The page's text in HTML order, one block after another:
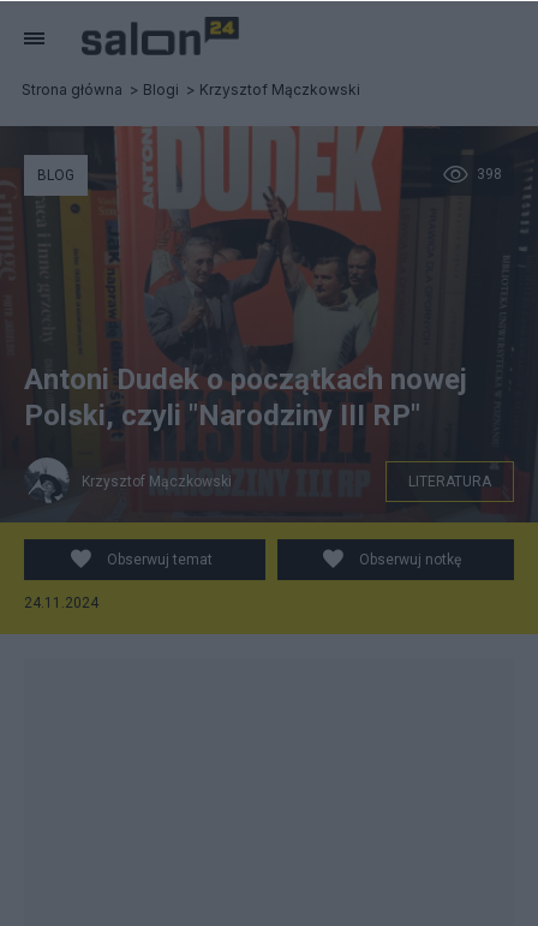
Strona główna Blogi Krzysztof Mączkowski
Antoni Dudek, Narodziny III RP, fot. K.Mączkowski
398
BLOG
Antoni Dudek o początkach nowej
Polski, czyli "Narodziny III RP"
Krzysztof Mączkowski LITERATURA
Obserwuj temat Obserwuj notkę
24.11.2024